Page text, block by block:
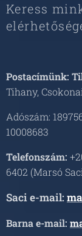
Keress
Postacímünk:
Tihany,
Adószám:
10008683
Telefonszám:
6402 (Marsó
Saci e-mail:
Barna e-mail: